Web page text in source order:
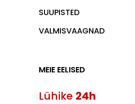
SUUPISTED
VALMISVAAGNAD
MEIE EELISED
Lühike 24h